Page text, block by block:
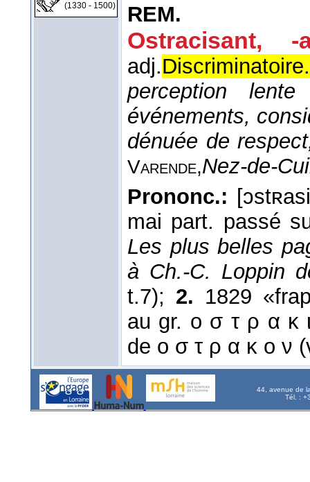
(1330 - 1500)
REM.
Ostracisant, -
adj.Discriminatoire.
perception
événements,
dénuée de
Varende,Nez-de-
Prononc.:
mai part. passé
Les plus belles
à Ch.-C. Loppin
t.7); 2. 1829
au gr. ο σ τ ρ α κ
de ο σ τ ρ α κ ο ν
44, avenue de
Tél. :